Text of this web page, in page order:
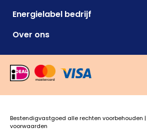
Energielabel bedrijf
Over ons
Bestendigvastgoed alle rechten voorbehouden |
voorwaarden